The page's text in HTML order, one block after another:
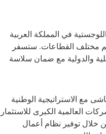
في المملكة العربية
مختلف القطاعات. ستسفر
والدولية مع ضمان سلاسة
مع الاستراتيجية الوطنية
العالمية الكبرى للاستثمار
خلال توفير نظام أعمال